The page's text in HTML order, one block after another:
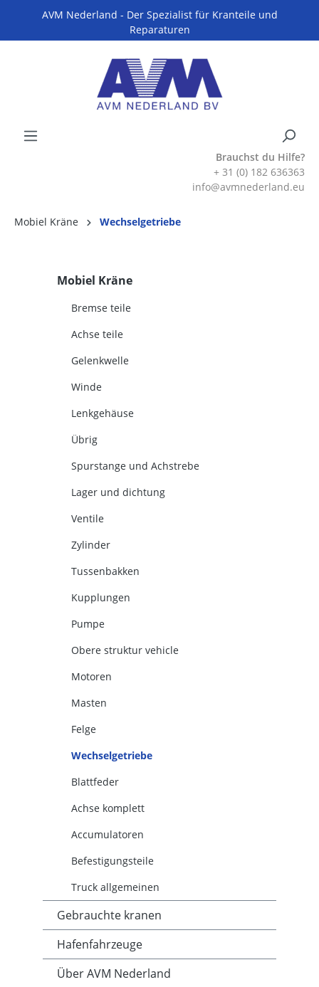
AVM Nederland - Der Spezialist für Kranteile und
Reparaturen
Brauchst du Hilfe?
+ 31 (0) 182 636363
info@avmnederland.eu
Mobiel Kräne Wechselgetriebe
Mobiel Kräne
Bremse teile
Achse teile
Gelenkwelle
Winde
Lenkgehäuse
Übrig
Spurstange und Achstrebe
Lager und dichtung
Ventile
Zylinder
Tussenbakken
Kupplungen
Pumpe
Obere struktur vehicle
Motoren
Masten
Felge
Wechselgetriebe
Blattfeder
Achse komplett
Accumulatoren
Befestigungsteile
Truck allgemeinen
Gebrauchte kranen
Hafenfahrzeuge
Über AVM Nederland